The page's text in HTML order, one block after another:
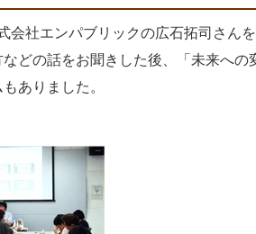
会社エンパブリックの広石拓司さん
どの話をお聞きした後、「未来への
ありました。